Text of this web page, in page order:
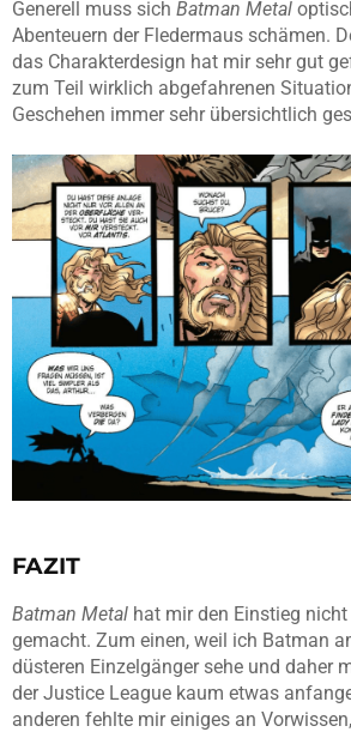
Generell muss sich Batman Metal
Abenteuern der Fledermaus schämen.
das Charakterdesign hat mir sehr gut
zum Teil wirklich abgefahrenen
Geschehen immer sehr übersichtlich
FAZIT
Batman Metal hat mir den Einstieg
gemacht. Zum einen, weil ich Batman
düsteren Einzelgänger sehe und daher
derJustice League kaum etwas
anderen fehlte mir einiges an